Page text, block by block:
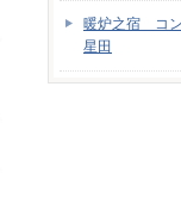
暖炉之宿 コ
星田